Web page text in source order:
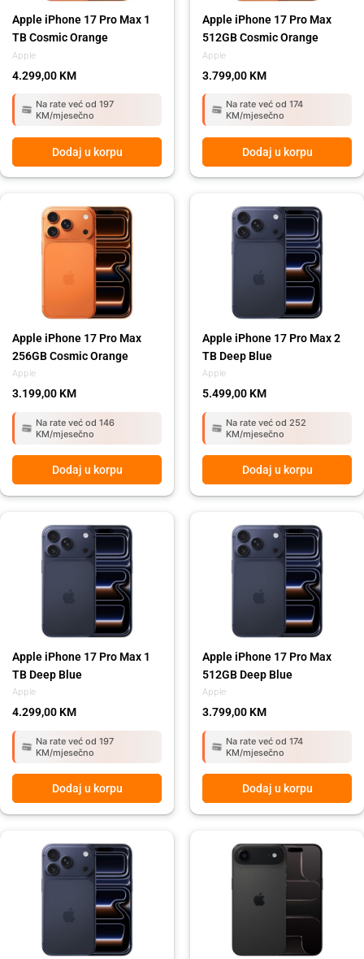
Apple
Apple iPhone 17 Pro Max 1
TB Cosmic Orange
4.299,00 KM
Na rate već od 197
KM/mjesečno
Dodaj u korpu
Apple
Apple iPhone 17 Pro Max
512GB Cosmic Orange
3.799,00 KM
Na rate već od 174
KM/mjesečno
Dodaj u korpu
Apple
Apple iPhone 17 Pro Max
256GB Cosmic Orange
3.199,00 KM
Na rate već od 146
KM/mjesečno
Dodaj u korpu
Apple
Apple iPhone 17 Pro Max 2
TB Deep Blue
5.499,00 KM
Na rate već od 252
KM/mjesečno
Dodaj u korpu
Apple
Apple iPhone 17 Pro Max 1
TB Deep Blue
4.299,00 KM
Na rate već od 197
KM/mjesečno
Dodaj u korpu
Apple
Apple iPhone 17 Pro Max
512GB Deep Blue
3.799,00 KM
Na rate već od 174
KM/mjesečno
Dodaj u korpu